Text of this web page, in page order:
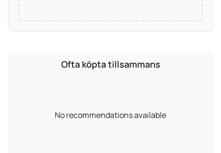
Ofta köpta tillsammans
No recommendations available